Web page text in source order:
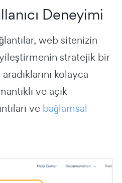
Deneyimi
web sitenizin
stratejik bir
kolayca
ve açık
ve bağlamsal